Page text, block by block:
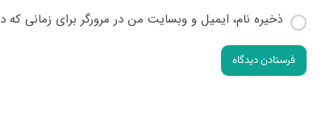
ذخیره نام، ایمیل و وبسایت من در مرورگر برای زمانی که
فرستادن دیدگاه